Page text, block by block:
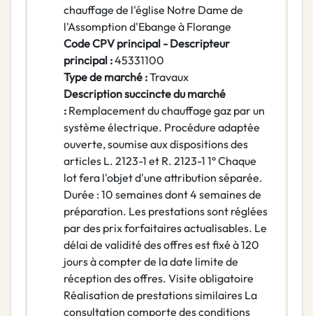
chauffage de l'église Notre Dame de
l'Assomption d'Ebange à Florange
Code CPV principal - Descripteur
principal :45331100
Type de marché :Travaux
Description succincte du marché
: Remplacement du chauffage gaz par un
système électrique. Procédure adaptée
ouverte, soumise aux dispositions des
articles L. 2123-1 et R. 2123-1 1° Chaque
lot fera l'objet d'une attribution séparée.
Durée : 10 semaines dont 4 semaines de
préparation. Les prestations sont réglées
par des prix forfaitaires actualisables. Le
délai de validité des offres est fixé à 120
jours à compter de la date limite de
réception des offres. Visite obligatoire
Réalisation de prestations similaires La
consultation comporte des conditions